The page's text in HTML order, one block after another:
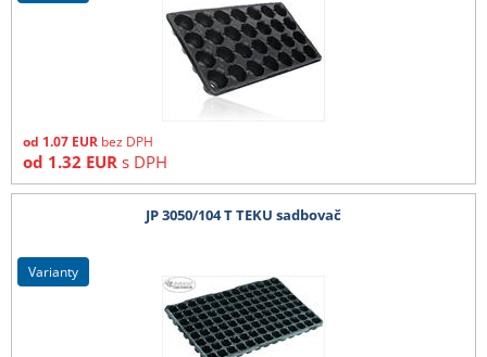
od 1.07 EUR bez DPH
od 1.32 EUR s DPH
JP 3050/104 T TEKU sadbovač
varianty